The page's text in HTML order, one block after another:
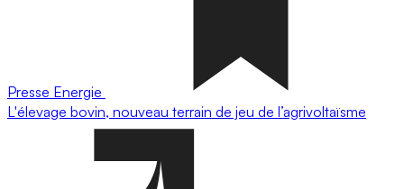
Presse Energie
L'élevage bovin, nouveau terrain de jeu de l’agrivoltaïsme